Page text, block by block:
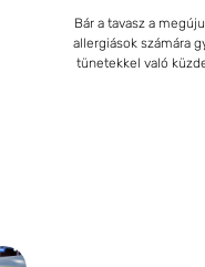
Bár a tavasz a
allergiások számára
tünetekkel való